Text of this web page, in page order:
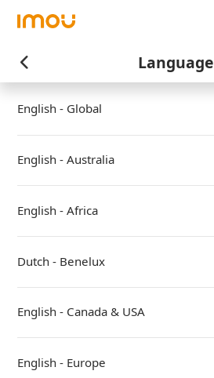
Language
English - Global
English - Australia
English - Africa
Dutch - Benelux
English - Canada & USA
English - Europe